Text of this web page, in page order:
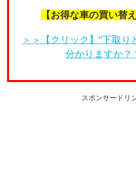
【お得な車の買い替
＞＞【クリック】"下取り
分かりますか？
スポンサードリ